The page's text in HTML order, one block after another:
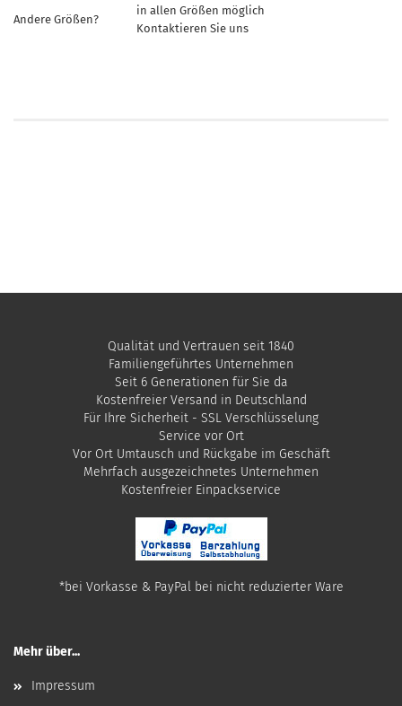
Andere Größen?
in allen Größen möglich
Kontaktieren Sie uns
Qualität und Vertrauen seit 1840
Familiengeführtes Unternehmen
Seit 6 Generationen für Sie da
Kostenfreier Versand in Deutschland
Für Ihre Sicherheit - SSL Verschlüsselung
Service vor Ort
Vor Ort Umtausch und Rückgabe im Geschäft
Mehrfach ausgezeichnetes Unternehmen
​Kostenfreier Einpackservice
*bei Vorkasse & PayPal bei nicht reduzierter Ware
Mehr über...
Impressum